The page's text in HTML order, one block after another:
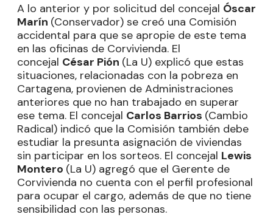
A lo anterior y por solicitud del concejal Óscar
Marín (Conservador) se creó una Comisión
accidental para que se apropie de este tema
en las oficinas de Corvivienda. El
concejal César Pión (La U) explicó que estas
situaciones, relacionadas con la pobreza en
Cartagena, provienen de Administraciones
anteriores que no han trabajado en superar
ese tema. El concejal Carlos Barrios (Cambio
Radical) indicó que la Comisión también debe
estudiar la presunta asignación de viviendas
sin participar en los sorteos. El concejal Lewis
Montero (La U) agregó que el Gerente de
Corvivienda no cuenta con el perfil profesional
para ocupar el cargo, además de que no tiene
sensibilidad con las personas.